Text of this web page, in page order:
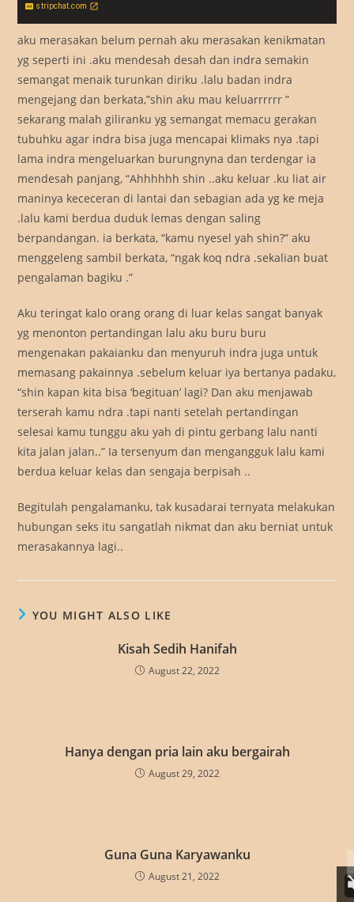
stripchat.com
aku merasakan belum pernah aku merasakan kenikmatan
yg seperti ini .aku mendesah desah dan indra semakin
semangat menaik turunkan diriku .lalu badan indra
mengejang dan berkata,”shin aku mau keluarrrrrr ”
sekarang malah giliranku yg semangat memacu gerakan
tubuhku agar indra bisa juga mencapai klimaks nya .tapi
lama indra mengeluarkan burungnyna dan terdengar ia
mendesah panjang, “Ahhhhhh shin ..aku keluar .ku liat air
maninya kececeran di lantai dan sebagian ada yg ke meja
.lalu kami berdua duduk lemas dengan saling
berpandangan. ia berkata, “kamu nyesel yah shin?” aku
menggeleng sambil berkata, “ngak koq ndra .sekalian buat
pengalaman bagiku .”
Aku teringat kalo orang orang di luar kelas sangat banyak
yg menonton pertandingan lalu aku buru buru
mengenakan pakaianku dan menyuruh indra juga untuk
memasang pakainnya .sebelum keluar iya bertanya padaku,
“shin kapan kita bisa ‘begituan’ lagi? Dan aku menjawab
terserah kamu ndra .tapi nanti setelah pertandingan
selesai kamu tunggu aku yah di pintu gerbang lalu nanti
kita jalan jalan..” Ia tersenyum dan mengangguk lalu kami
berdua keluar kelas dan sengaja berpisah ..
Begitulah pengalamanku, tak kusadarai ternyata melakukan
hubungan seks itu sangatlah nikmat dan aku berniat untuk
merasakannya lagi..
YOU MIGHT ALSO LIKE
Kisah Sedih Hanifah
August 22, 2022
Hanya dengan pria lain aku bergairah
August 29, 2022
Guna Guna Karyawanku
August 21, 2022